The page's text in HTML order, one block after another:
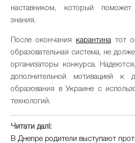
наставником, который
знания.
После окончания карантина тот
образовательная система, не
организаторы конкурса.
дополнительной мотивацией к
образования в Украине с
технологий.
Читати далі:
В Днепре родители выступают